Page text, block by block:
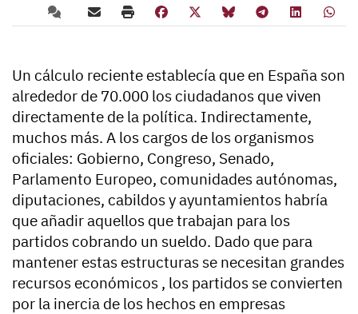
Un cálculo reciente establecía que en España son
alrededor de 70.000 los ciudadanos que viven
directamente de la política. Indirectamente,
muchos más. A los cargos de los organismos
oficiales: Gobierno, Congreso, Senado,
Parlamento Europeo, comunidades autónomas,
diputaciones, cabildos y ayuntamientos habría
que añadir aquellos que trabajan para los
partidos cobrando un sueldo. Dado que para
mantener estas estructuras se necesitan grandes
recursos económicos , los partidos se convierten
por la inercia de los hechos en empresas